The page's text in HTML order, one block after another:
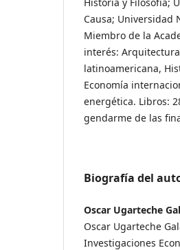
Causa; Universidad
Miembro de la
interés:
latinoamericana,
Economía
energética. Libros:
gendarme de las
Biografía del
Oscar Ugarteche
Oscar Ugarteche
Investigaciones